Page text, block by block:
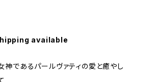
available
神であるパールヴァティの愛と癒やし